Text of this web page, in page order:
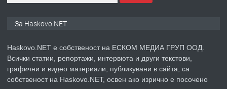
преди 4 дни
ПРЕДЛАГА Продавам парцел в гр. Хасково кв.
За Haskovo.NET
Haskovo.NET е собственост на ЕСКОМ МЕДИА ГРУП ООД.
Всички статии, репортажи, интервюта и други текстови,
графични и видео материали, публикувани в сайта, са
собственост на Haskovo.NET, освен ако изрично е посочено